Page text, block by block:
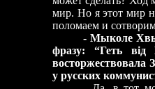
мир. Но я этот мир
поломаем и
- Мыколе
фразу: “Геть
восторжествовала
у русских